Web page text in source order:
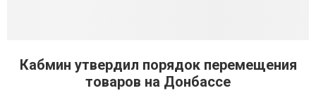
Кабмин утвердил порядок перемещения
товаров на Донбассе